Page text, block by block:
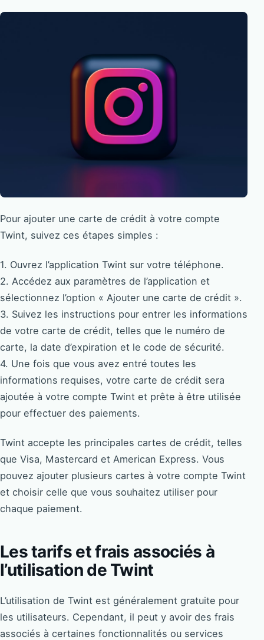
Pour ajouter une carte de crédit à votre compte
Twint, suivez ces étapes simples :
1. Ouvrez l’application Twint sur votre téléphone.
2. Accédez aux paramètres de l’application et
sélectionnez l’option « Ajouter une carte de crédit ».
3. Suivez les instructions pour entrer les informations
de votre carte de crédit, telles que le numéro de
carte, la date d’expiration et le code de sécurité.
4. Une fois que vous avez entré toutes les
informations requises, votre carte de crédit sera
ajoutée à votre compte Twint et prête à être utilisée
pour effectuer des paiements.
Twint accepte les principales cartes de crédit, telles
que Visa, Mastercard et American Express. Vous
pouvez ajouter plusieurs cartes à votre compte Twint
et choisir celle que vous souhaitez utiliser pour
chaque paiement.
Les tarifs et frais associés à
l’utilisation de Twint
L’utilisation de Twint est généralement gratuite pour
les utilisateurs. Cependant, il peut y avoir des frais
associés à certaines fonctionnalités ou services